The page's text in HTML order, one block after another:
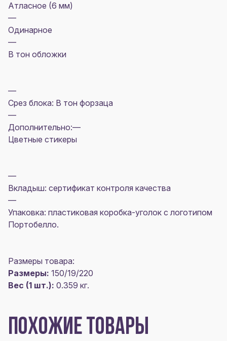
Атласное (6 мм)
—
Одинарное
—
В тон обложки
—
Срез блока: В тон форзаца
—
Дополнительно:—
Цветные стикеры
—
Вкладыш: сертификат контроля качества
—
Упаковка: пластиковая коробка-уголок с логотипом
Портобелло.
Размеры товара:
Размеры: 150/19/220
Вес (1 шт.): 0.359 кг.
ПОХОЖИЕ ТОВАРЫ